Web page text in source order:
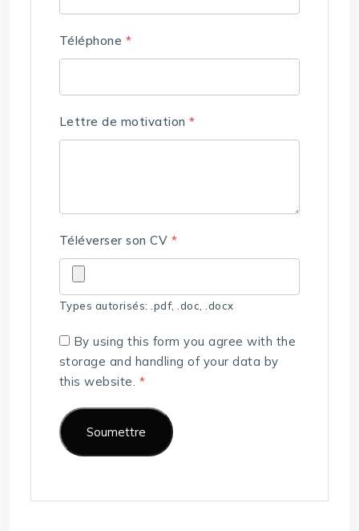
Téléphone *
Lettre de motivation*
Téléverser son CV *
Types autorisés: .pdf, .doc, .docx
By using this form you agree with the
storage and handling of your data by
this website. *